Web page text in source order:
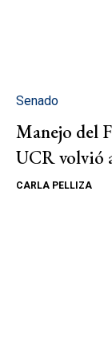
Senado
Manejo del
UCR volvió
CARLA PELLIZA